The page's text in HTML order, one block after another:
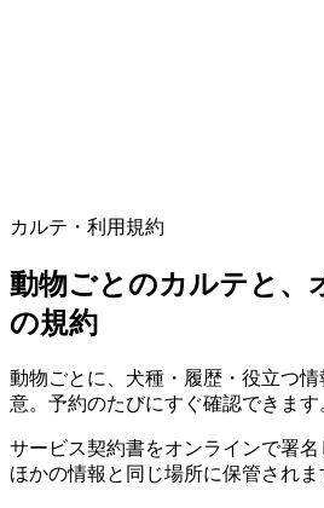
カルテ・利用規約
動物ごとのカルテと、
の規約
動物ごとに、犬種・履歴・役立つ
意。予約のたびにすぐ確認できます
サービス契約書をオンラインで署名
ほかの情報と同じ場所に保管されま